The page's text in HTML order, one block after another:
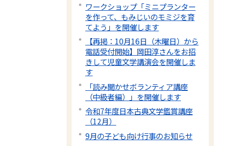
ワークショップ「ミニプランター
を作って、もみじいのモミジを育
てよう」を開催します
【再掲：10月16日（木曜日）から
電話受付開始】岡田淳さんをお招
きして児童文学講演会を開催しま
す
「読み聞かせボランティア講座
（中級者編）」を開催します
令和7年度日本古典文学鑑賞講座
（12月）
9月の子ども向け行事のお知らせ